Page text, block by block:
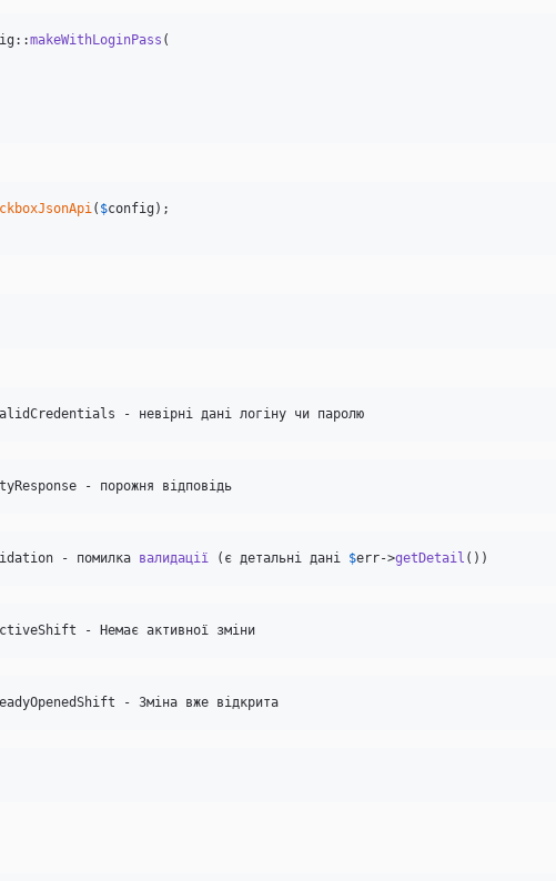
makeWithLoginPass (
( $config
- невірні дані логіну чи паролю
- порожня відповідь
- помилка валидації (є детальні дані $err->getDetail ())
- Немає активної зміни
- Зміна вже відкрита